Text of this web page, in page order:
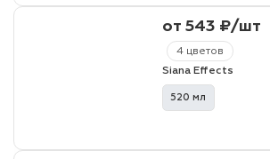
4 цветов
от 543 ₽/шт
Siana Effects
520 мл